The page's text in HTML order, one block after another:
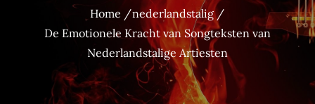
Home
nederlandstalig
De Emotionele Kracht van Songteksten van
Nederlandstalige Artiesten